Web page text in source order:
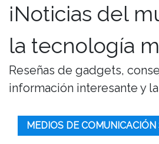
¡Noticias del
la tecnología
Reseñas de gadgets,
información interesante y
MEDIOS DE COMUNICACIÓN